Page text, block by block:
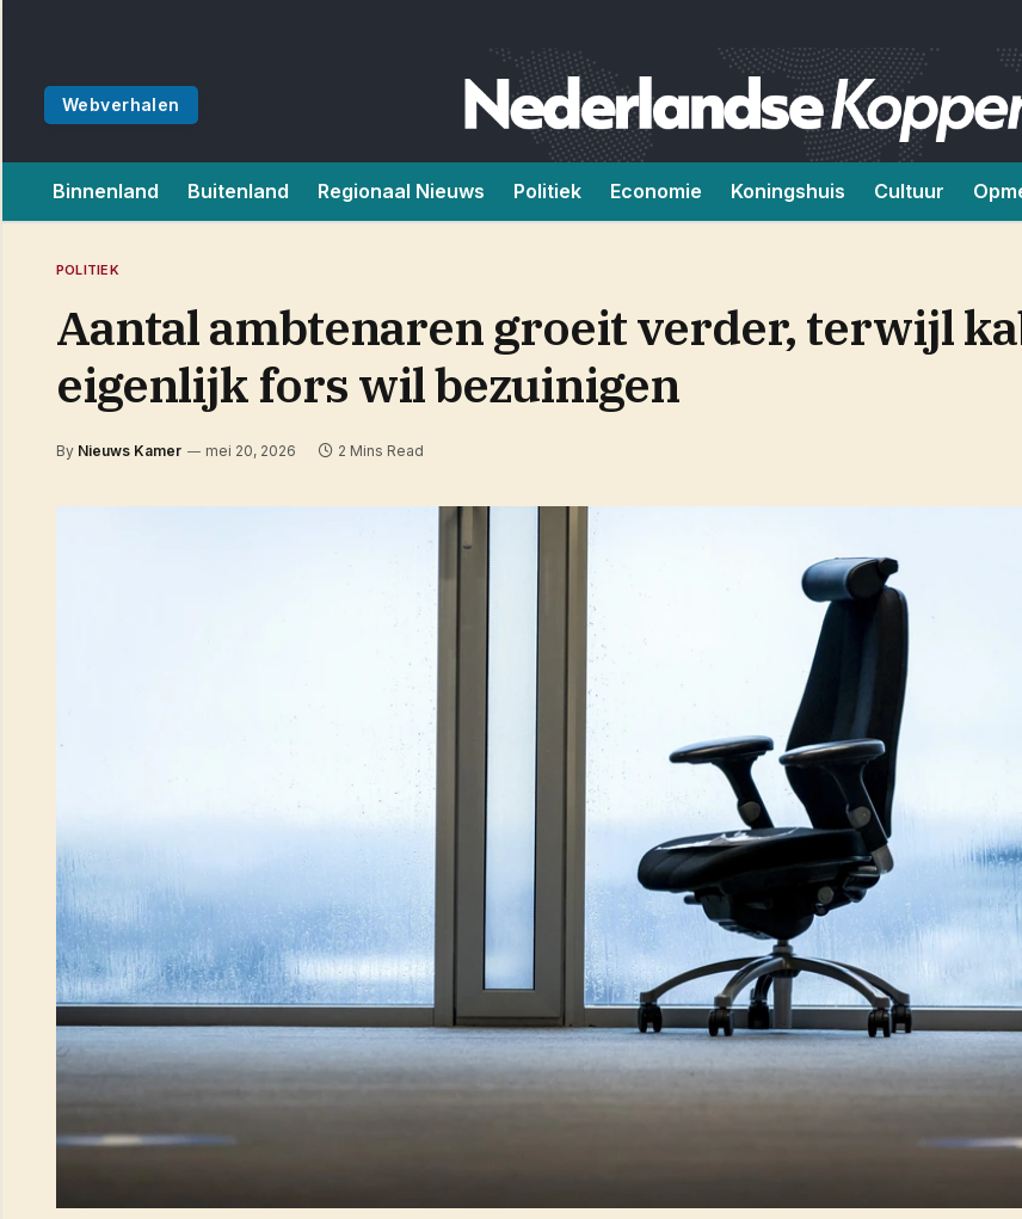
Webverhalen
Binnenland Buitenland Regionaal Nieuws Politiek Economie Koningshuis Cultuur
POLITIEK
Aantal ambtenaren groeit verder, terwijl
eigenlijk fors wil bezuinigen
By Nieuws Kamer mei 20, 2026 2 Mins Read